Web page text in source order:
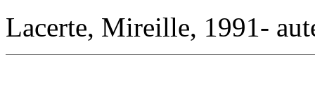
Lacerte, Mireille, 1991-